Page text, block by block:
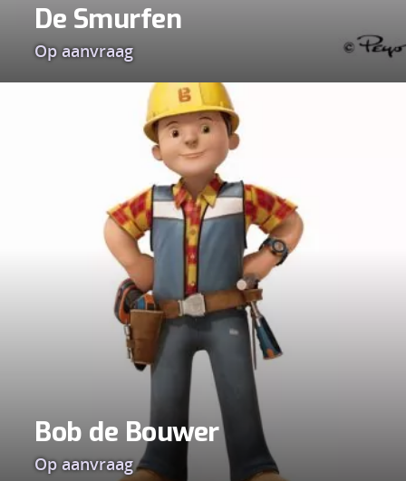
De Smurfen
Op aanvraag
Bob de Bouwer
Op aanvraag